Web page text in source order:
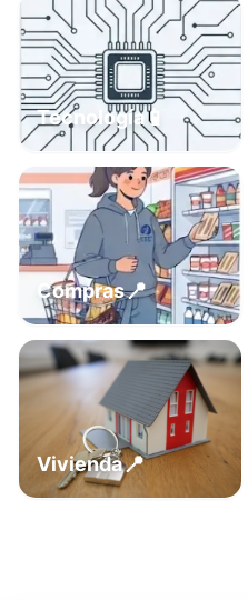
Tecnología📱
Compras📍
Vivienda📍